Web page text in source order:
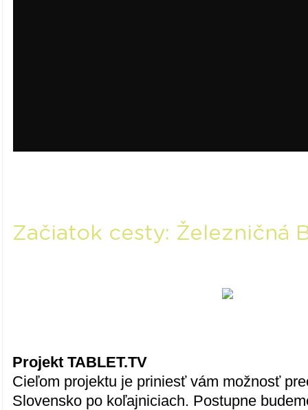
Začiatok cesty: Železničná
Projekt TABLET.TV
Cieľom projektu je priniesť vám možnosť
Slovensko po koľajniciach. Postupne